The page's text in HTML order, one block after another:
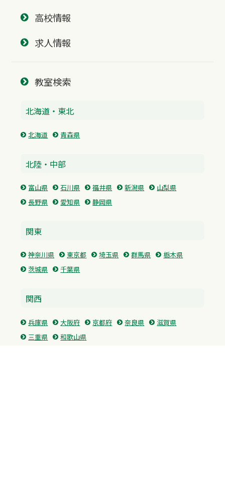
高校情報
求人情報
教室検索
北海道・東北
北海道 青森県
北陸・中部
富山県 石川県 福井県 新潟県
山梨県
長野県
愛知県 静岡県
関東
神奈川県 東京都 埼玉県 群馬県
栃木県
茨城県
千葉県
関西
兵庫県 大阪府 京都府 奈良県
滋賀県
三重県
和歌山県